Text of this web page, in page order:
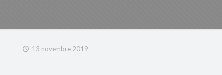
13 novembre 2019